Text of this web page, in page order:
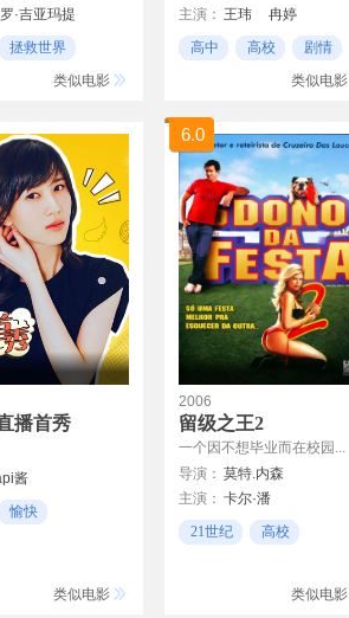
·吉亚玛提
拯救世界
类似电影
主演： 王玮
冉婷
高中
高校
剧情
类似电影
播首秀
酱
愉快
类似电影
6.0
2006
留级之王2
一个因不想毕业而在校园...
导演： 莫特.内森
主演： 卡尔·潘
Lauren Cohan
21世纪
高校
类似电影